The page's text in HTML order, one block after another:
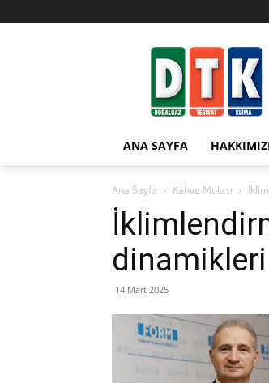
ANA SAYFA
Ana Sayfa Kahve Molası
dinamikleri
14 Mart 2025